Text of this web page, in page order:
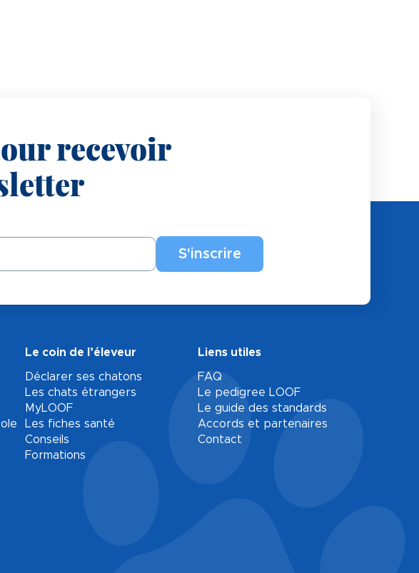
recevoir
Le coin de l’éleveur
Déclarer ses chatons
Les chats étrangers
MyLOOF
Les fiches santé
Conseils
Formations
Liens utiles
FAQ
Le pedigree LOOF
Le guide des standards
Accords et partenaires
Contact